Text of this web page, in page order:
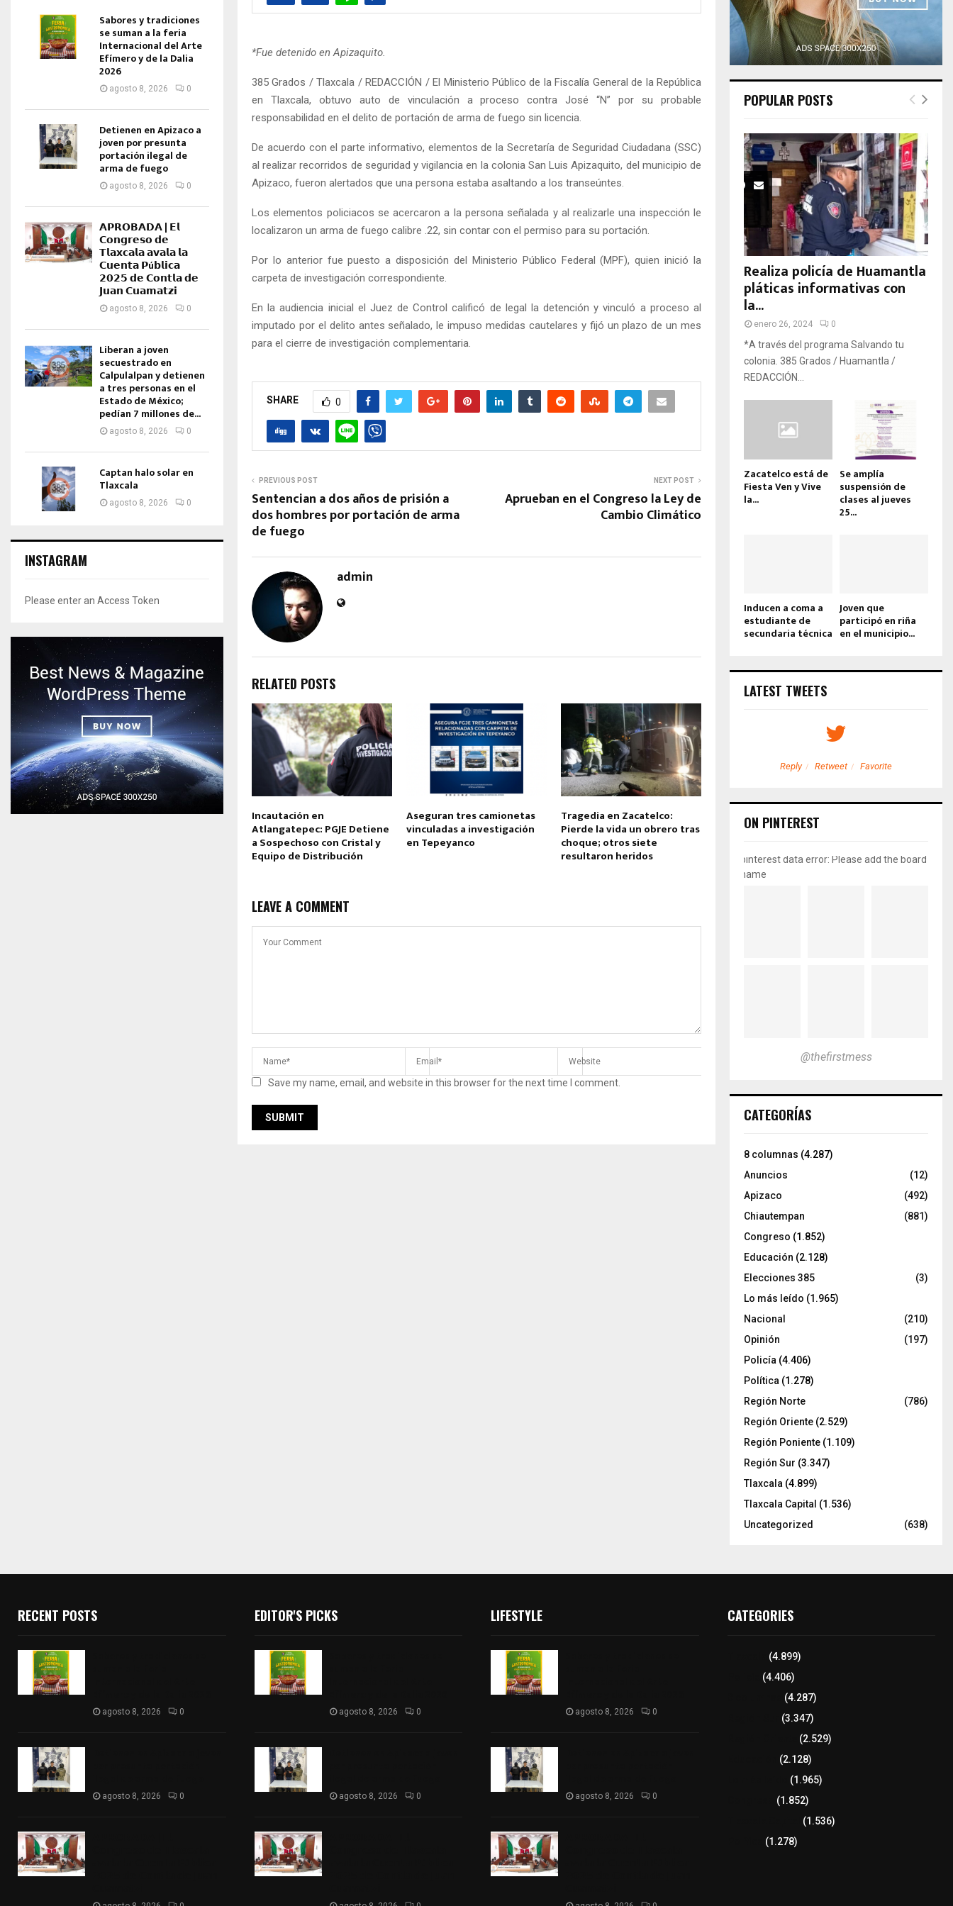
*Fue detenido en Apizaquito.
385 Grados / Tlaxcala / REDACCIÓN / El Ministerio Público de la Fiscalía General de la República
en Tlaxcala, obtuvo auto de vinculación a proceso contra José “N” por su probable
responsabilidad en el delito de portación de arma de fuego sin licencia.
De acuerdo con el parte informativo, elementos de la Secretaría de Seguridad Ciudadana (SSC)
al realizar recorridos de seguridad y vigilancia en la colonia San Luis Apizaquito, del municipio de
Apizaco, fueron alertados que una persona estaba asaltando a los transeúntes.
Los elementos policiacos se acercaron a la persona señalada y al realizarle una inspección le
localizaron un arma de fuego calibre .22, sin contar con el permiso para su portación.
Por lo anterior fue puesto a disposición del Ministerio Público Federal (MPF), quien inició la
carpeta de investigación correspondiente.
En la audiencia inicial el Juez de Control calificó de legal la detención y vinculó a proceso al
imputado por el delito antes señalado, le impuso medidas cautelares y fijó un plazo de un mes
para el cierre de investigación complementaria.
SHARE 0
PREVIOUS POST
Sentencian a dos años de prisión a
dos hombres por portación de arma
de fuego
NEXT POST
Aprueban en el Congreso la Ley de
Cambio Climático
admin
RELATED POSTS
Incautación en
Atlangatepec: PGJE Detiene
a Sospechoso con Cristal y
Equipo de Distribución
Aseguran tres camionetas
vinculadas a investigación
en Tepeyanco
Tragedia en Zacatelco:
Pierde la vida un obrero tras
choque; otros siete
resultaron heridos
LEAVE A COMMENT
Save my name, email, and website in this browser for the next time I comment.
Sabores y tradiciones
se suman a la feria
Internacional del Arte
Efímero y de la Dalia
2026
agosto 8, 2026 0
Detienen en Apizaco a
joven por presunta
portación ilegal de
arma de fuego
agosto 8, 2026 0
𝗔𝗣𝗥𝗢𝗕𝗔𝗗𝗔 | 𝗘𝗹
𝗖𝗼𝗻𝗴𝗿𝗲𝘀𝗼 𝗱𝗲
𝗧𝗹𝗮𝘅𝗰𝗮𝗹𝗮 𝗮𝘃𝗮𝗹𝗮 𝗹𝗮
𝗖𝘂𝗲𝗻𝘁𝗮 𝗣ú𝗯𝗹𝗶𝗰𝗮
𝟮𝟬𝟮𝟱 𝗱𝗲 𝗖𝗼𝗻𝘁𝗹𝗮 𝗱𝗲
𝗝𝘂𝗮𝗻 𝗖𝘂𝗮𝗺𝗮𝘁𝘇𝗶
agosto 8, 2026 0
Liberan a joven
secuestrado en
Calpulalpan y detienen
a tres personas en el
Estado de México;
pedían 7 millones de...
agosto 8, 2026 0
Captan halo solar en
Tlaxcala
agosto 8, 2026 0
INSTAGRAM
Please enter an Access Token
POPULAR POSTS
Realiza policía de Huamantla
pláticas informativas con
la...
enero 26, 2024 0
*A través del programa Salvando tu
colonia. 385 Grados / Huamantla /
REDACCIÓN...
Zacatelco está de
Fiesta Ven y Vive
la...
Se amplía
suspensión de
clases al jueves
25...
Inducen a coma a
estudiante de
secundaria técnica
Joven que
participó en riña
en el municipio...
LATEST TWEETS
Reply Retweet Favorite Reply Retweet Favorite Reply Retweet Favorite
ON PINTEREST
pinterest data error: Please add the board
name
@thefirstmess
CATEGORÍAS
8 columnas (4.287)
Anuncios
(12)
Apizaco
(492)
Chiautempan
(881)
Congreso (1.852)
Educación (2.128)
Elecciones 385
(3)
Lo más leído (1.965)
Nacional
(210)
Opinión
(197)
Policía (4.406)
Política (1.278)
Región Norte
(786)
Región Oriente (2.529)
Región Poniente (1.109)
Región Sur (3.347)
Tlaxcala (4.899)
Tlaxcala Capital (1.536)
Uncategorized
(638)
RECENT POSTS
agosto 8, 2026 0
agosto 8, 2026 0
EDITOR'S PICKS
agosto 8, 2026 0
agosto 8, 2026 0
LIFESTYLE
agosto 8, 2026 0
agosto 8, 2026 0
CATEGORIES
(4.899)
(4.406)
(4.287)
(3.347)
(2.529)
(2.128)
(1.965)
(1.852)
(1.536)
(1.278)